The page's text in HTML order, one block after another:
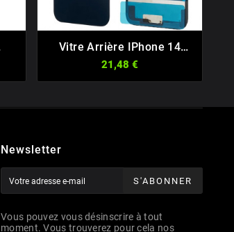
Vitre Arrière IPhone 14
Assemblée
21,48 €
Newsletter
S'ABONNER
Vous pouvez vous désinscrire à tout
moment. Vous trouverez pour cela nos